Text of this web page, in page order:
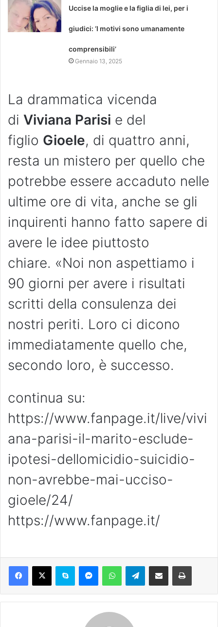
Uccise la moglie e la figlia di lei, per i
giudici: ‘I motivi sono umanamente
comprensibili’
Gennaio 13, 2025
La drammatica vicenda
di Viviana Parisi e del
figlio Gioele, di quattro anni,
resta un mistero per quello che
potrebbe essere accaduto nelle
ultime ore di vita, anche se gli
inquirenti hanno fatto sapere di
avere le idee piuttosto
chiare. «Noi non aspettiamo i
90 giorni per avere i risultati
scritti della consulenza dei
nostri periti. Loro ci dicono
immediatamente quello che,
secondo loro, è successo.
continua su:
https://www.fanpage.it/live/vivi
ana-parisi-il-marito-esclude-
ipotesi-dellomicidio-suicidio-
non-avrebbe-mai-ucciso-
gioele/24/
https://www.fanpage.it/